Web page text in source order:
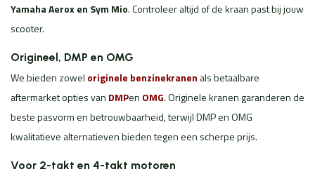
Yamaha Aerox en Sym Mio. Controleer altijd of de kraan past bij jouw
scooter.
Origineel, DMP en OMG
We bieden zowel originele benzinekranen als betaalbare
aftermarket opties van DMPen OMG. Originele kranen garanderen de
beste pasvorm en betrouwbaarheid, terwijl DMP en OMG
kwalitatieve alternatieven bieden tegen een scherpe prijs.
Voor 2-takt en 4-takt motoren